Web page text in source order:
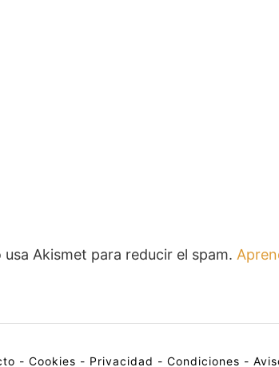
usa Akismet para reducir el spam.
- Cookies - Privacidad - Condiciones -